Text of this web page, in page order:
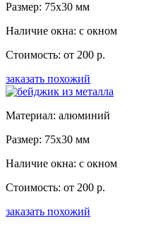
Размер: 75x30 мм
Наличие окна: с окном
Стоимость: от 200 р.
заказать похожий
Материал: алюминий
Размер: 75x30 мм
Наличие окна: с окном
Стоимость: от 200 р.
заказать похожий